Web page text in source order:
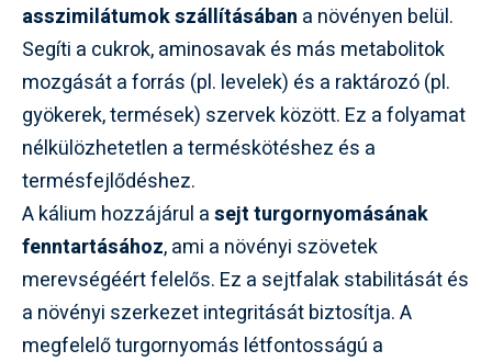
asszimilátumok szállításában a növényen belül.
Segíti a cukrok, aminosavak és más metabolitok
mozgását a forrás (pl. levelek) és a raktározó (pl.
gyökerek, termések) szervek között. Ez a folyamat
nélkülözhetetlen a terméskötéshez és a
termésfejlődéshez.
A kálium hozzájárul asejt turgornyomásának
fenntartásához, ami a növényi szövetek
merevségéért felelős. Ez a sejtfalak stabilitását és
a növényi szerkezet integritását biztosítja. A
megfelelő turgornyomás létfontosságú a